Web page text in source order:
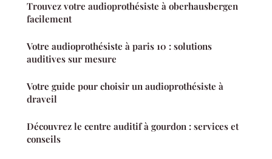
Trouvez votre audioprothésiste à oberhausbergen
facilement
Votre audioprothésiste à paris 10 : solutions
auditives sur mesure
Votre guide pour choisir un audioprothésiste à
draveil
Découvrez le centre auditif à gourdon : services et
conseils